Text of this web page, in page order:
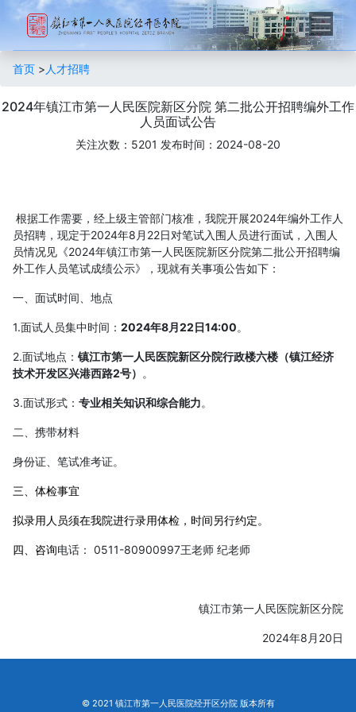
首页 > 人才招聘
2024年镇江市第一人民医院新区分院 第二批公开招聘编外工作
人员面试公告
关注次数：5201 发布时间：2024-08-20
根据工作需要，经上级主管部门核准，我院开展2024年编外工作人
员招聘，现定于2024年8月22日对笔试入围人员进行面试，入围人
员情况见《2024年镇江市第一人民医院新区分院第二批公开招聘编
外工作人员笔试成绩公示》，现就有关事项公告如下 ：
一、面试时间、地点
1.面试人员集中时间： 2024年8月22日14:00。
2.面试地点： 镇江市第一人民医院新区分院行政楼六楼（镇江经济
技术开发区兴港西路2号） 。
3.面试形式： 专业相关知识和综合能力。
二、携带材料
身份证、笔试准考证。
三、体检事宜
拟录用人员须在我院进行录用体检，时间另行约定。
四、咨询电话： 0511-80900997王老师 纪老师
镇江市第一人民医院新区分院
2024年8月20日
© 2021 镇江市第一人民医院经开区分院 版本所有